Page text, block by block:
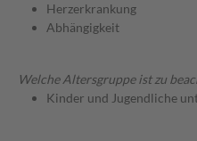
Herzerkrankung
Abhängigkeit
Welche Altersgruppe ist zu
Kinder und Jugendliche